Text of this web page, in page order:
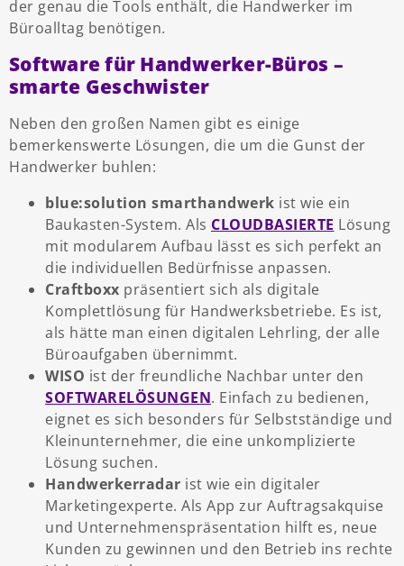
der genau die Tools enthält, die Handwerker im
Büroalltag benötigen.
Software für Handwerker-Büros –
smarte Geschwister
Neben den großen Namen gibt es einige
bemerkenswerte Lösungen, die um die Gunst der
Handwerker buhlen:
blue:solution smarthandwerk ist wie ein
Baukasten-System. Als CLOUDBASIERTE Lösung
mit modularem Aufbau lässt es sich perfekt an
die individuellen Bedürfnisse anpassen.
Craftboxx präsentiert sich als digitale
Komplettlösung für Handwerksbetriebe. Es ist,
als hätte man einen digitalen Lehrling, der alle
Büroaufgaben übernimmt.
WISO ist der freundliche Nachbar unter den
SOFTWARELÖSUNGEN. Einfach zu bedienen,
eignet es sich besonders für Selbstständige und
Kleinunternehmer, die eine unkomplizierte
Lösung suchen.
Handwerkerradar ist wie ein digitaler
Marketingexperte. Als App zur Auftragsakquise
und Unternehmenspräsentation hilft es, neue
Kunden zu gewinnen und den Betrieb ins rechte